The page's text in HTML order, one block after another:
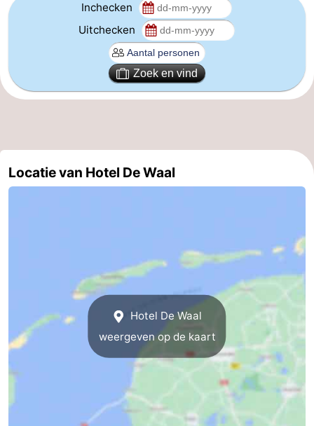
Uitkijkpunten
Attracties
Rondvaarten
-
Boerderijen
Minigolfbanen
Natuur
Fietsen
Wandelen
-
Inchecken
Uitchecken
Zoek en vind
Locatie van Hotel De Waal
Hotel De Waal
weergeven op de kaart